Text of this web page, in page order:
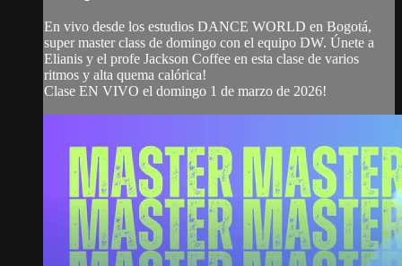
En vivo desde los estudios DANCE WORLD en Bogotá,
super master class de domingo con el equipo DW. Únete a
Elianis y el profe Jackson Coffee en esta clase de varios
ritmos y alta quema calórica!
Clase EN VIVO el domingo 1 de marzo de 2026!